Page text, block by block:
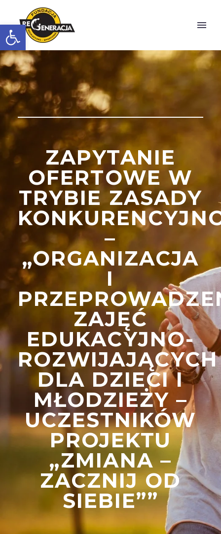
Otwórz pasek narzędzi
ZAPYTANIE
OFERTOWE W
TRYBIE ZASADY
–
„ORGANIZACJA
I
ZAJĘĆ
EDUKACYJNO-
ROZWIJAJĄCYCH
DLA DZIECI I
MŁODZIEŻY –
UCZESTNIKÓW
PROJEKTU
„ZMIANA –
ZACZNIJ OD
SIEBIE””